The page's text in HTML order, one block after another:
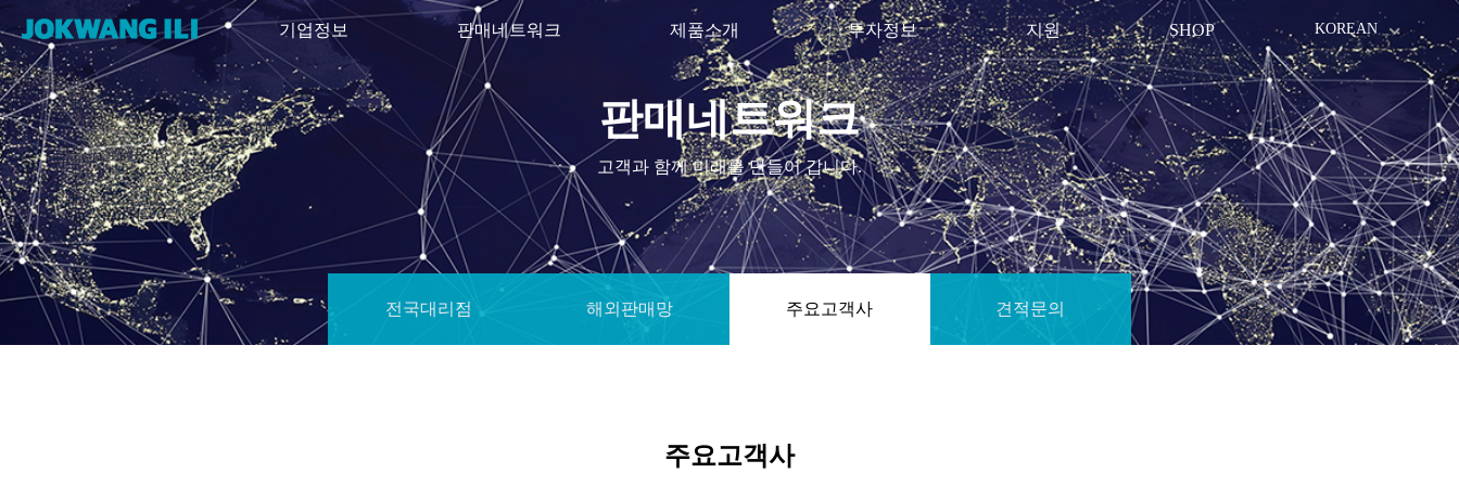
기업정보 판매네트워크 제품소개 투자정보 지원 SHOP KOREAN
판매네트워크
고객과 함께 미래를 만들어 갑니다.
전국대리점 해외판매망 주요고객사 견적문의
주요고객사